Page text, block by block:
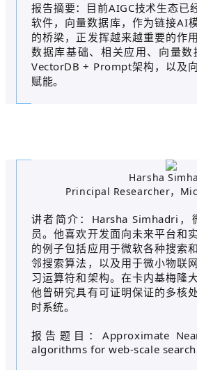
报告摘要：目前AIGC技术生态已
软件，向量数据库，作为链接AI
的桥梁，正发挥越来越重要的作
数据库基础、相关应用、向量
VectorDB + Prompt架构，以及
赋能。
Harsha
Principal Researcher，
讲者简介：Harsha Simhadri，
员。他喜欢开发面向未来平台和
的例子包括应用于微软各种搜索
邻搜索算法，以及用于微小物联
习运算符和架构。在卡内基梅隆
他曾研究具有可证明保证的多核
时系统。
报告题目：Approximate
algorithms for web-scale